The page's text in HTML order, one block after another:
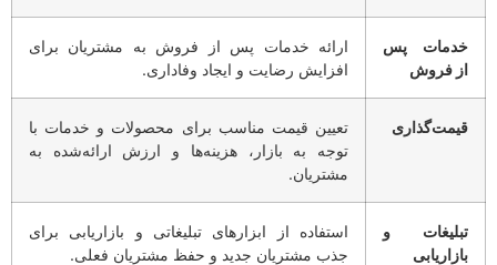
خدمات پس
از فروش
ارائه خدمات پس از فروش به مشتریان برای
افزایش رضایت و ایجاد وفاداری.
قیمت‌گذاری
تعیین قیمت مناسب برای محصولات و خدمات با
توجه به بازار، هزینه‌ها و ارزش ارائه‌شده به
مشتریان.
تبلیغات و
بازاریابی
استفاده از ابزارهای تبلیغاتی و بازاریابی برای
جذب مشتریان جدید و حفظ مشتریان فعلی.